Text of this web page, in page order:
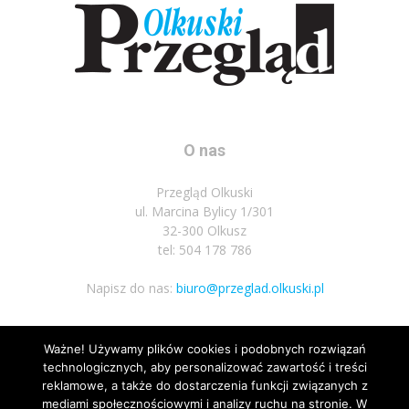
O nas
Przegląd Olkuski
ul. Marcina Bylicy 1/301
32-300 Olkusz
tel: 504 178 786
Napisz do nas: biuro@przeglad.olkuski.pl
Podążaj za nami
Ważne! Używamy plików cookies i podobnych rozwiązań
technologicznych, aby personalizować zawartość i treści
reklamowe, a także do dostarczenia funkcji związanych z
mediami społecznościowymi i analizy ruchu na stronie. W